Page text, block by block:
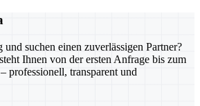
suchen einen zuverlässigen Partner?
Ihnen von der ersten Anfrage bis zum
professionell, transparent und